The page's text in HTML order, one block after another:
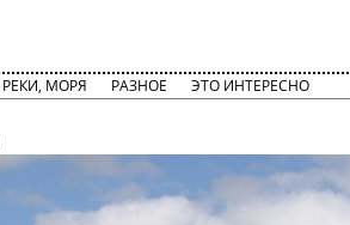
РЕКИ, МОРЯ РАЗНОЕ ЭТО ИНТЕРЕСНО